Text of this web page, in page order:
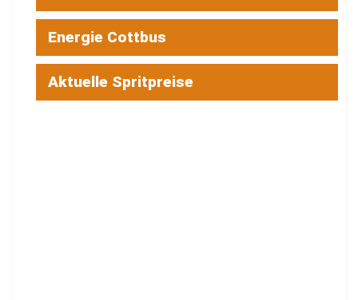
Energie Cottbus
Aktuelle Spritpreise